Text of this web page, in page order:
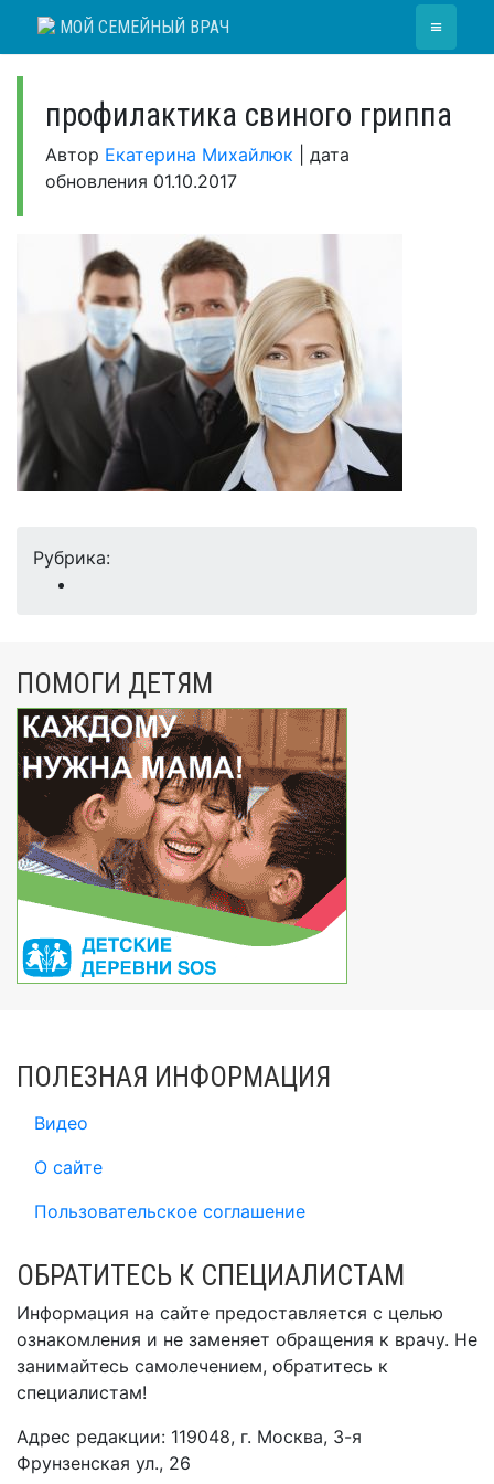
МОЙ СЕМЕЙНЫЙ ВРАЧ ≡
профилактика свиного гриппа
Автор Екатерина Михайлюк
дата
обновления 01.10.2017
Рубрика:
ПОМОГИ ДЕТЯМ
ПОЛЕЗНАЯ ИНФОРМАЦИЯ
Видео
О сайте
Пользовательское соглашение
ОБРАТИТЕСЬ К СПЕЦИАЛИСТАМ
Информация на сайте предоставляется с целью
ознакомления и не заменяет обращения к врачу. Не
занимайтесь самолечением, обратитесь к
специалистам!
Адрес редакции: 119048, г. Москва, 3-я
Фрунзенская ул., 26